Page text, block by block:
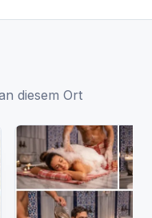
diesem Ort